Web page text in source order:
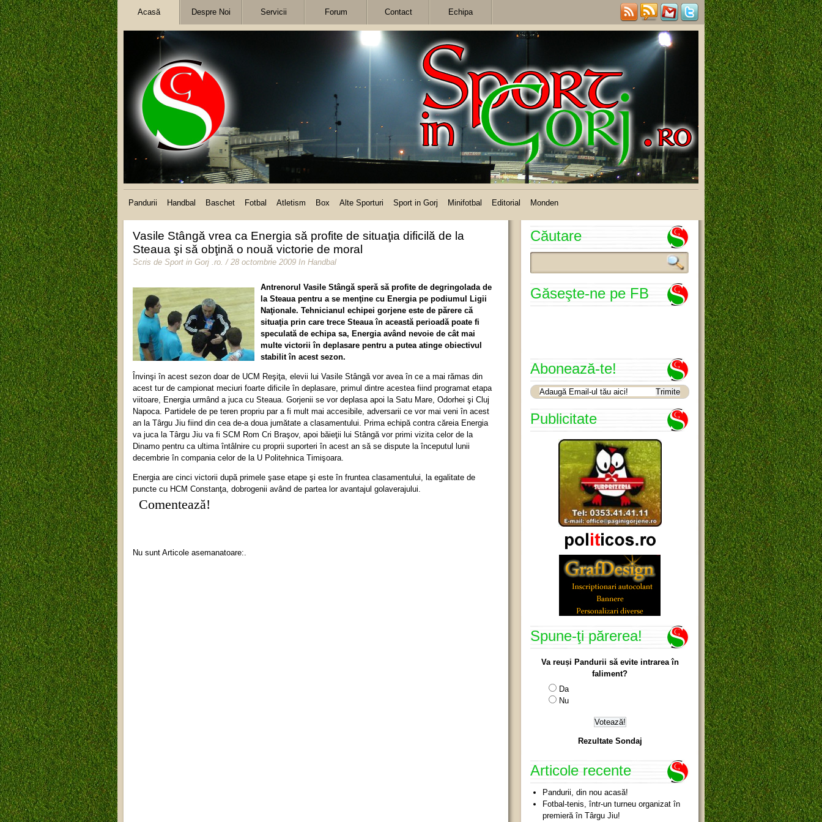
Acasă Despre Noi Servicii Forum Contact Echipa
Pandurii Handbal Baschet Fotbal Atletism Box Alte Sporturi Sport in Gorj Minifotbal Editorial Monden
Vasile Stângă vrea ca Energia să profite de situaţia dificilă de la
Steaua şi să obţină o nouă victorie de moral
Scris de Sport in Gorj .ro. / 28 octombrie 2009 In Handbal
Antrenorul Vasile Stângă speră să profite de degringolada de
la Steaua pentru a se menţine cu Energia pe podiumul Ligii
Naţionale. Tehnicianul echipei gorjene este de părere că
situaţia prin care trece Steaua în această perioadă poate fi
speculată de echipa sa, Energia având nevoie de cât mai
multe victorii în deplasare pentru a putea atinge obiectivul
stabilit în acest sezon.
Învinşi în acest sezon doar de UCM Reşiţa, elevii lui Vasile Stângă vor avea în ce a mai rămas din
acest tur de campionat meciuri foarte dificile în deplasare, primul dintre acestea fiind programat etapa
viitoare, Energia urmând a juca cu Steaua. Gorjenii se vor deplasa apoi la Satu Mare, Odorhei şi Cluj
Napoca. Partidele de pe teren propriu par a fi mult mai accesibile, adversarii ce vor mai veni în acest
an la Târgu Jiu fiind din cea de-a doua jumătate a clasamentului. Prima echipă contra căreia Energia
va juca la Târgu Jiu va fi SCM Rom Cri Braşov, apoi băieţii lui Stângă vor primi vizita celor de la
Dinamo pentru ca ultima întâlnire cu proprii suporteri în acest an să se dispute la începutul lunii
decembrie în compania celor de la U Politehnica Timişoara.
Energia are cinci victorii după primele şase etape şi este în fruntea clasamentului, la egalitate de
puncte cu HCM Constanţa, dobrogenii având de partea lor avantajul golaverajului.
Comentează!
Nu sunt Articole asemanatoare:.
Căutare
Găseşte-ne pe FB
Abonează-te!
Publicitate
Spune-ţi părerea!
Va reuși Pandurii să evite intrarea în
faliment?
Da
Nu
Rezultate Sondaj
Articole recente
Pandurii, din nou acasă!
Fotbal-tenis, într-un turneu organizat în
premieră în Târgu Jiu!